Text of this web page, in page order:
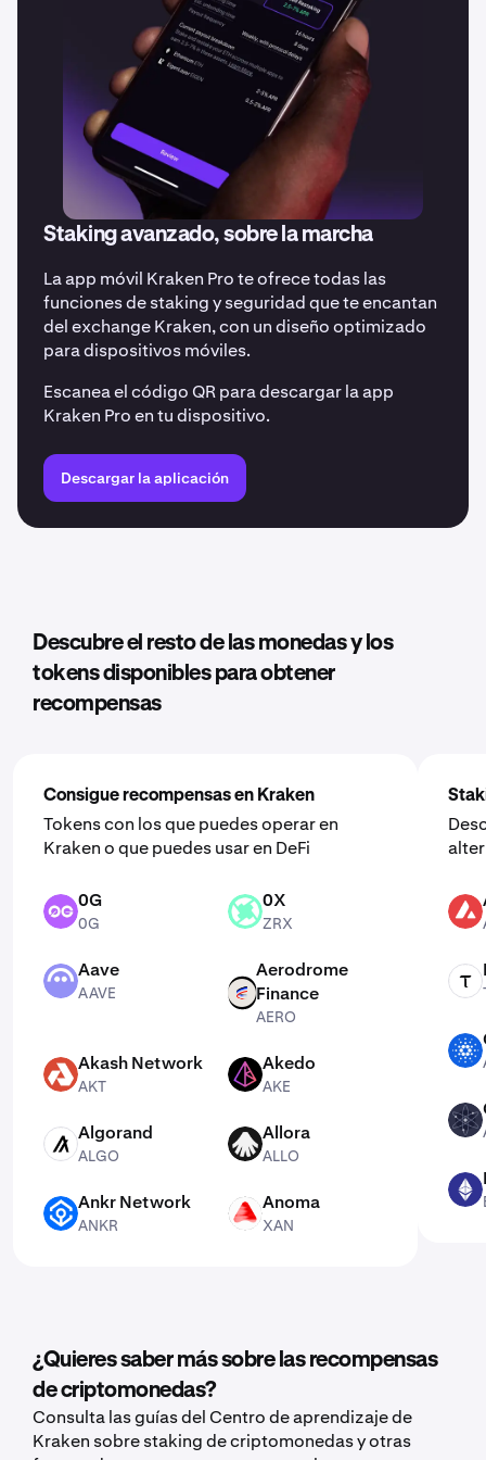
Staking avanzado, sobre la marcha
La app móvil Kraken Pro te ofrece todas las
funciones de staking y seguridad que te encantan
del exchange Kraken, con un diseño optimizado
para dispositivos móviles.
Escanea el código QR para descargar la app
Kraken Pro en tu dispositivo.
Descargar la aplicación
Descubre el resto de las monedas y los
tokens disponibles para obtener
recompensas
Consigue recompensas en Kraken
Tokens con los que puedes operar en
Kraken o que puedes usar en DeFi
0G 0G
0G
ZRX 0X
ZRX
AAVE Aave
AAVE AERO
Aerodrome
Finance
AERO
AKT Akash Network
AKT
AKE Akedo
AKE
ALGO Algorand
ALGO
ALLO Allora
ALLO
ANKR Ankr Network
ANKR
XAN Anoma
XAN
AVAX
TAO
ADA
ATOM
ETH
¿Quieres saber más sobre las recompensas
de criptomonedas?
Consulta las guías del Centro de aprendizaje de
Kraken sobre staking de criptomonedas y otras